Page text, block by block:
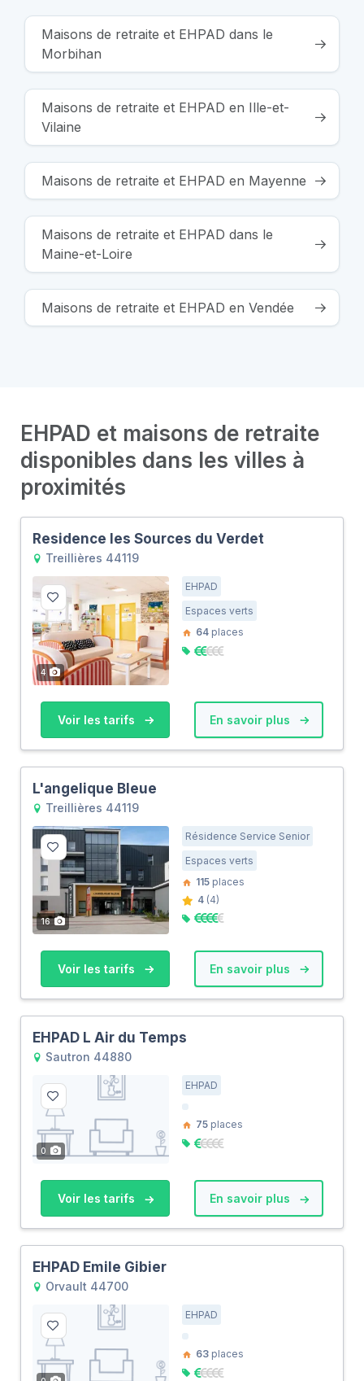
Maisons de retraite et EHPAD dans le
Morbihan
Maisons de retraite et EHPAD en Ille-et-
Vilaine
Maisons de retraite et EHPAD en Mayenne
Maisons de retraite et EHPAD dans le
Maine-et-Loire
Maisons de retraite et EHPAD en Vendée
EHPAD et maisons de retraite
disponibles dans les villes à
proximités
Residence les Sources du Verdet
Treillières 44119
4
EHPAD
Espaces verts
64 places
Voir les tarifs En savoir plus
L'angelique Bleue
Treillières 44119
16
Résidence Service Senior
Espaces verts
115 places
4 (4)
Voir les tarifs En savoir plus
EHPAD L Air du Temps
Sautron 44880
0
EHPAD
75 places
Voir les tarifs En savoir plus
EHPAD Emile Gibier
Orvault 44700
EHPAD
63 places